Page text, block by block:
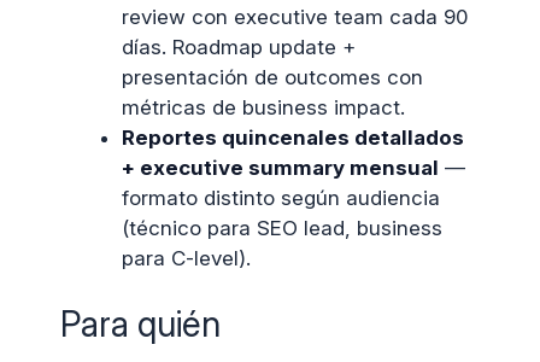
review con executive team cada 90
días. Roadmap update +
presentación de outcomes con
métricas de business impact.
Reportes quincenales detallados
+ executive summary mensual —
formato distinto según audiencia
(técnico para SEO lead, business
para C-level).
Para quién